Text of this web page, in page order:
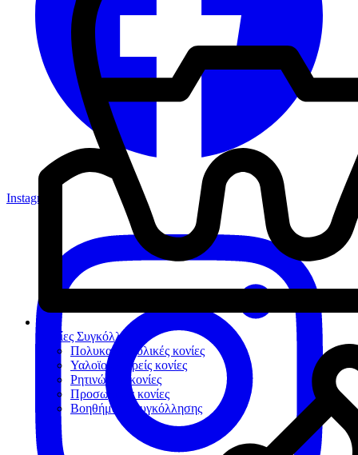
Κονίες Συγκόλλησης
Πολυκαρβοξυλικές κονίες
Υαλοϊονομερείς κονίες
Ρητινώδεις κονίες
Προσωρινές κονίες
Βοηθήματα συγκόλλησης
Instagram